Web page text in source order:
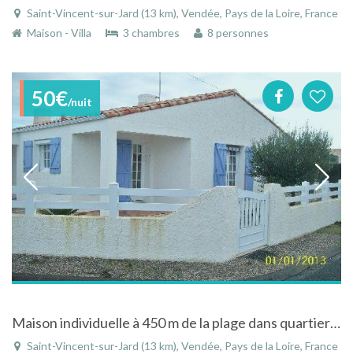
Saint-Vincent-sur-Jard (13 km), Vendée, Pays de la Loire, France
Maison - Villa
3 chambres 8 personnes
50€/nuit
Maison individuelle à 450 m de la plage dans quartier calme en Vendée
Saint-Vincent-sur-Jard (13 km), Vendée, Pays de la Loire, France